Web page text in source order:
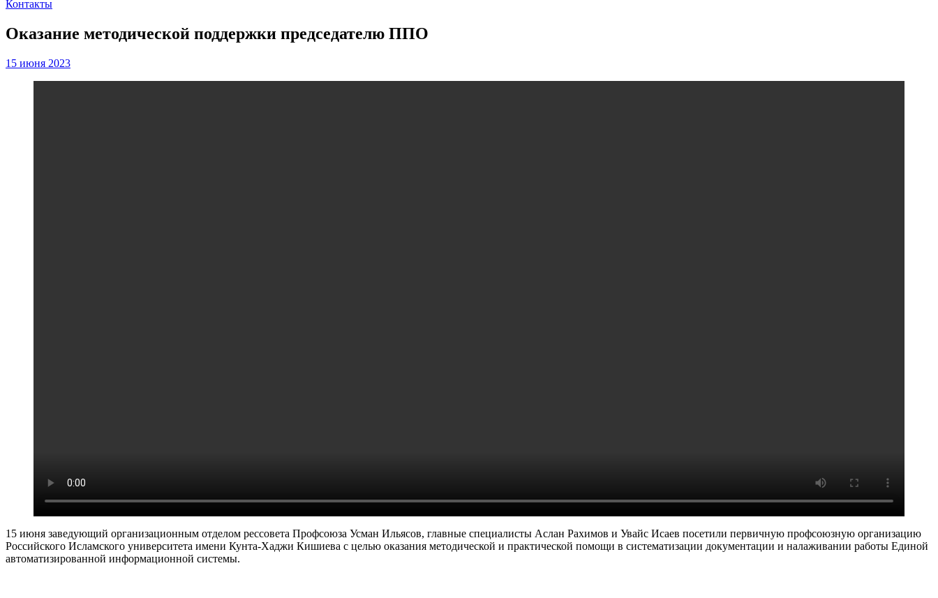
Контакты
Оказание методической поддержки председателю ППО
15 июня 2023
15 июня заведующий организационным отделом рессовета Профсоюза Усман Ильясов, главные специалисты Аслан Рахимов и Увайс Исаев посетили первичную профсоюзную организацию
Российского Исламского университета имени Кунта-Хаджи Кишиева с целью оказания методической и практической помощи в систематизации документации и налаживании работы Единой
автоматизированной информационной системы.